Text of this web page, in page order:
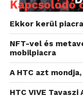
Kapcsolódó
Ekkor kerül
NFT-vel és
mobilpiacra
A HTC azt
HTC VIVE Tavaszi